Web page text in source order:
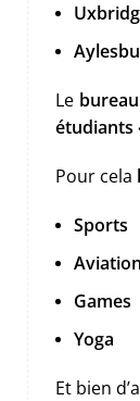
Lebureau
étudiants
Pour cela
Sports
Aviation
Games
Yoga
Et bien